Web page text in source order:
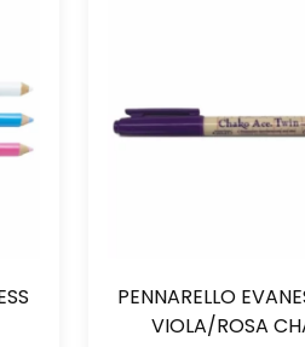
PENNARELLO
VIOLA/ROSA